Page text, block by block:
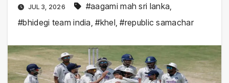
JUL 3, 2026 #aagami mah sri lanka
#bhidegi team india ,#khel ,#republic samachar